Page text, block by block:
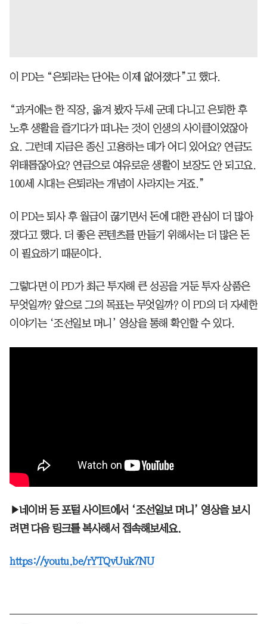
이 PD는 “은퇴라는 단어는 이제 없어졌다”고 했다.
“과거에는 한 직장, 옮겨 봤자 두세 군데 다니고 은퇴한 후
노후 생활을 즐기다가 떠나는 것이 인생의 사이클이었잖아
요. 그런데 지금은 종신 고용하는 데가 어디 있어요? 연금도
위태롭잖아요? 연금으로 여유로운 생활이 보장도 안 되고요.
100세 시대는 은퇴라는 개념이 사라지는 거죠.”
이 PD는 퇴사 후 월급이 끊기면서 돈에 대한 관심이 더 많아
졌다고 했다. 더 좋은 콘텐츠를 만들기 위해서는 더 많은 돈
이 필요하기 때문이다.
그렇다면 이 PD가 최근 투자해 큰 성공을 거둔 투자 상품은
무엇일까? 앞으로 그의 목표는 무엇일까? 이 PD의 더 자세한
이야기는 ‘조선일보 머니’ 영상을 통해 확인할 수 있다.
▶네이버 등 포털 사이트에서 ‘조선일보 머니’ 영상을 보시
려면 다음 링크를 복사해서 접속해보세요.
https://youtu.be/rYTQvUuk7NU